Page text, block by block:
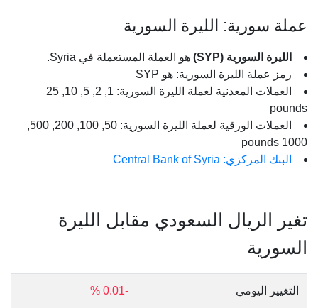
عملة سورية: الليرة السورية
الليرة السورية (SYP)
هو العملة المستعملة في Syria.
رمز عملة الليرة السورية: هو SYP
العملات المعدنية لعملة الليرة السورية: 1, 2, 5, 10, 25
pounds
العملات الورقية لعملة الليرة السورية: 50, 100, 200, 500,
1000 pounds
البنك المركزي: Central Bank of Syria
تغير الريال السعودي مقابل الليرة
السورية
التغيير اليومي -0.01 %